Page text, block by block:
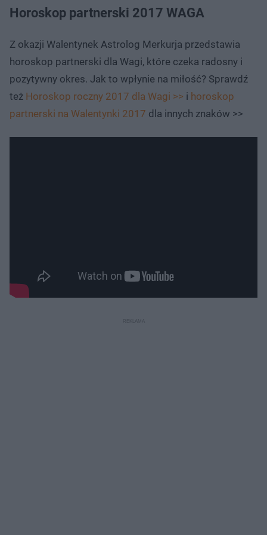
Horoskop partnerski 2017 WAGA
Z okazji Walentynek Astrolog Merkurja przedstawia
horoskop partnerski dla Wagi, które czeka radosny i
pozytywny okres. Jak to wpłynie na miłość? Sprawdź
też Horoskop roczny 2017 dla Wagi >> i horoskop
partnerski na Walentynki 2017 dla innych znaków >>